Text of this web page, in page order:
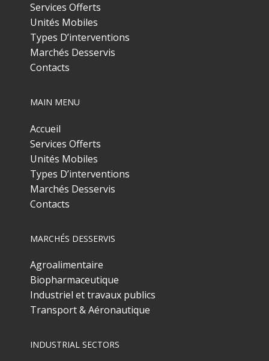
Services Offerts
Unités Mobiles
Types D’interventions
Marchés Desservis
Contacts
MAIN MENU
Accueil
Services Offerts
Unités Mobiles
Types D’interventions
Marchés Desservis
Contacts
MARCHÉS DESSERVIS
Agroalimentaire
Biopharmaceutique
Industriel et travaux publics
Transport & Aéronautique
INDUSTRIAL SECTORS